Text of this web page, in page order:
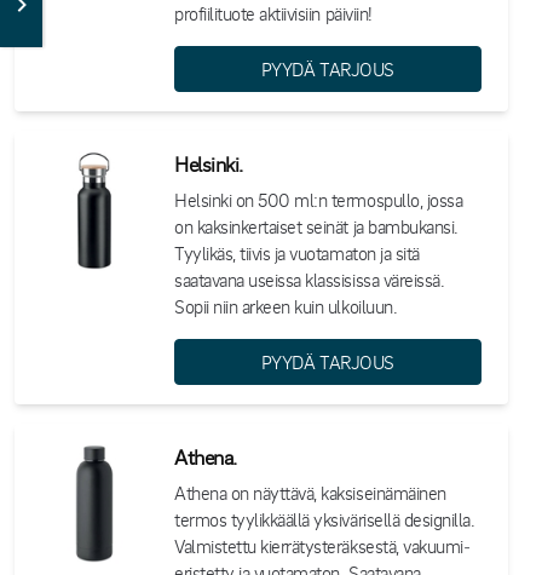
profiilituote aktiivisiin päiviin!
PYYDÄ TARJOUS
Helsinki.
Helsinki on 500 ml:n termospullo, jossa
on kaksinkertaiset seinät ja bambukansi.
Tyylikäs, tiivis ja vuotamaton ja sitä
saatavana useissa klassisissa väreissä.
Sopii niin arkeen kuin ulkoiluun.
PYYDÄ TARJOUS
Athena.
Athena on näyttävä, kaksiseinämäinen
termos tyylikkäällä yksivärisellä designilla.
Valmistettu kierrätysteräksestä, vakuumi­